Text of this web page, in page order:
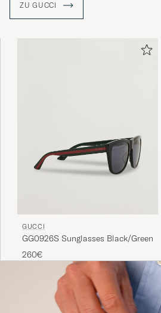
repräsentieren die Spritze der
Handwerkskunst und sind in Bezug
ZU GUCCI
GUCCI
GG0926S Sunglasses Black/Green
260€